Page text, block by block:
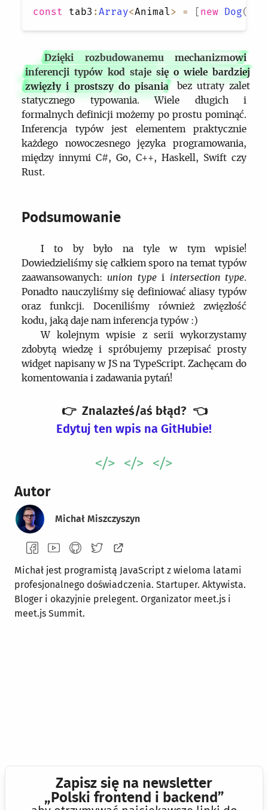
const tab3 :Array<Animal> = [ new Dog(
Dzięki rozbudowanemu mechanizmowi
inferencji typów kod staje się o wiele bardziej
zwięzły i prostszy do pisania
bez utraty zalet
statycznego typowania. Wiele długich i
formalnych definicji możemy po prostu pominąć.
Inferencja typów jest elementem praktycznie
każdego nowoczesnego języka programowania,
między innymi C#, Go, C++, Haskell, Swift czy
Rust.
Podsumowanie
I to by było na tyle w tym wpisie!
Dowiedzieliśmy się całkiem sporo na temat typów
zaawansowanych: union typei intersection type.
Ponadto nauczyliśmy się definiować aliasy typów
oraz funkcji. Doceniliśmy również zwięzłość
kodu, jaką daje nam inferencja typów :)
W kolejnym wpisie z serii wykorzystamy
zdobytą wiedzę i spróbujemy przepisać prosty
widget napisany w JS na TypeScript. Zachęcam do
komentowania i zadawania pytań!
👉 Znalazłeś/aś błąd? 👈
Edytuj ten wpis na GitHubie!
Autor
Michał Miszczyszyn
Michał jest programistą JavaScript z wieloma latami
profesjonalnego doświadczenia. Startuper. Aktywista.
Bloger i okazyjnie prelegent. Organizator meet.js i
meet.js Summit.
Zapisz się na newsletter
„Polski frontend i backend”